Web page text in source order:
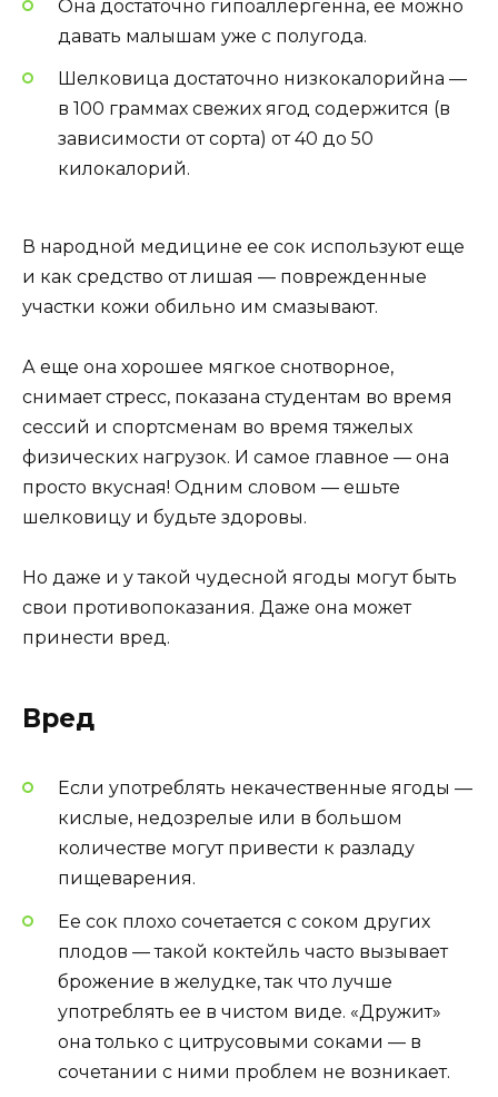
Она достаточно гипоаллергенна, ее можно
давать малышам уже с полугода.
Шелковица достаточно низкокалорийна —
в 100 граммах свежих ягод содержится (в
зависимости от сорта) от 40 до 50
килокалорий.
В народной медицине ее сок используют еще
и как средство от лишая — поврежденные
участки кожи обильно им смазывают.
А еще она хорошее мягкое снотворное,
снимает стресс, показана студентам во время
сессий и спортсменам во время тяжелых
физических нагрузок. И самое главное — она
просто вкусная! Одним словом — ешьте
шелковицу и будьте здоровы.
Но даже и у такой чудесной ягоды могут быть
свои противопоказания. Даже она может
принести вред.
Вред
Если употреблять некачественные ягоды —
кислые, недозрелые или в большом
количестве могут привести к разладу
пищеварения.
Ее сок плохо сочетается с соком других
плодов — такой коктейль часто вызывает
брожение в желудке, так что лучше
употреблять ее в чистом виде. «Дружит»
она только с цитрусовыми соками — в
сочетании с ними проблем не возникает.